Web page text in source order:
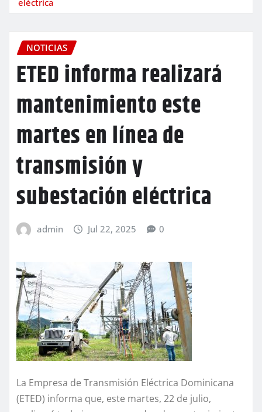
NOTICIAS
ETED informa realizará
mantenimiento este
martes en línea de
transmisión y
subestación eléctrica
admin Jul 22, 2025 0
La Empresa de Transmisión Eléctrica Dominicana
(ETED) informa que, este martes, 22 de julio,